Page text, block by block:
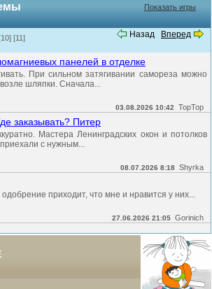
Показать игры
Назад Вперед
[11]
панелей в отделке
При сильном затягивании самореза можно
шляпки. Сначала...
03.08.2026 10:42 TopTop
заказывать? Питер
Мастера Ленинградских окон и потолков
с нужным...
08.07.2026 8:18 Shyrka
приходит, что мне и нравится у них...
27.06.2026 21:05 Gorinich